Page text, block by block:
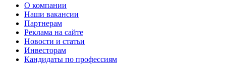
О компании
Наши вакансии
Партнерам
Реклама на сайте
Новости и статьи
Инвесторам
Кандидаты по профессиям